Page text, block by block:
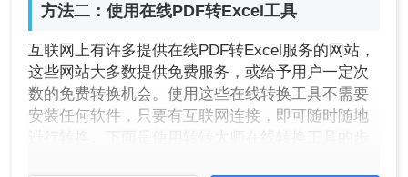
方法二：使用在线PDF转Excel工具
互联网上有许多提供在线PDF转Excel服务的网站，
这些网站大多数提供免费服务，或给予用户一定次
数的免费转换机会。使用这些在线转换工具不需要
安装任何软件，只要有互联网连接，即可随时随地